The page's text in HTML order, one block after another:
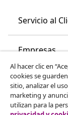
Servicio al
Empresas
vidaXL
Descubre
Al hacer clic en
cookies se
sitio, analizar el
marketing y
utilizan para la